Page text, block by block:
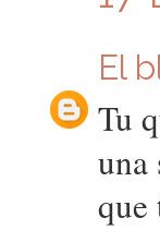
El
Tu
una